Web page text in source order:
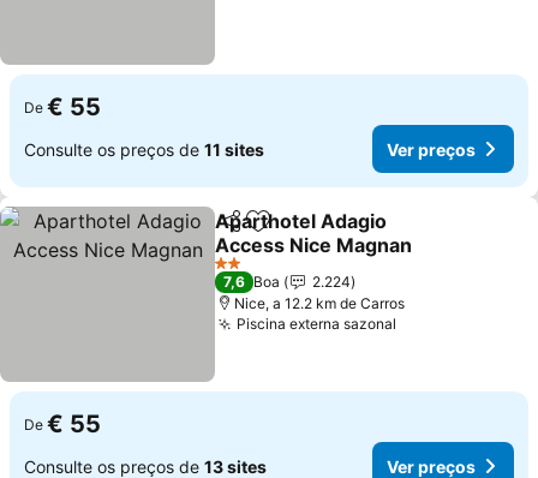
De € 55
Consulte os preços de 11 sites Ver preços
PartilharAdicionar aos favoritos
Aparthotel Adagio
Access Nice Magnan
Ver preços
2 Estrelas
7,6 Boa
2.224
Nice, a 12.2 km de Carros
Piscina externa sazonal
De € 55
Consulte os preços de 13 sites Ver preços